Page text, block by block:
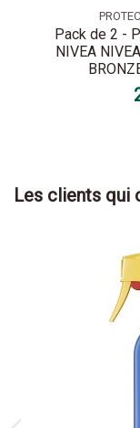
Pack de 2 -
NIVEA
Les clients qui